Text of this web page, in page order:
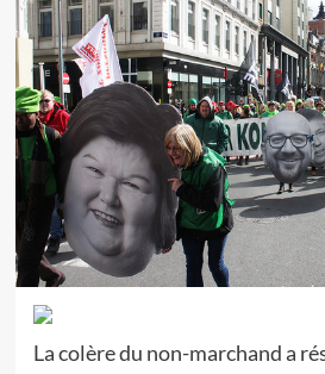
La colère du non-marchand a